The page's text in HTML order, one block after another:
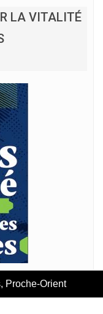
LA VITALITÉ
Proche-Orient